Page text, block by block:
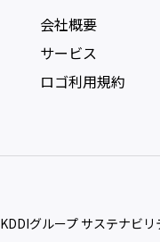
会社概要
サービス
ロゴ利用規約
KDDIグループ サステナビリ